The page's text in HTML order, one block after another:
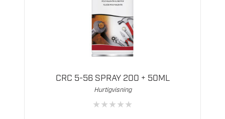
CRC 5-56 SPRAY 200 + 50ML
Hurtigvisning
★★★★★